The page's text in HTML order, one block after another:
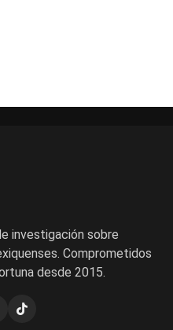
investigación sobre
Comprometidos
desde 2015.